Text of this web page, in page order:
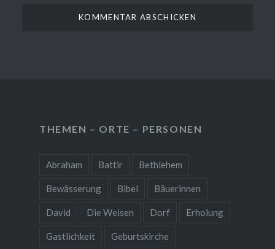
THEMEN – ORTE – PERSONEN
Abraham Battir Bethlehem
Bewässerung Bibel Bäuerinnen
David Die Weisen Dorf Erholung
Gastlichkeit Geburtskirche